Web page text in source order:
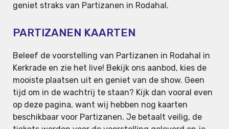
geniet straks van Partizanen in Rodahal.
PARTIZANEN KAARTEN
Beleef de voorstelling van Partizanen in Rodahal in
Kerkrade en zie het live! Bekijk ons aanbod, kies de
mooiste plaatsen uit en geniet van de show. Geen
tijd om in de wachtrij te staan? Kijk dan vooral even
op deze pagina, want wij hebben nog kaarten
beschikbaar voor Partizanen. Je betaalt veilig, de